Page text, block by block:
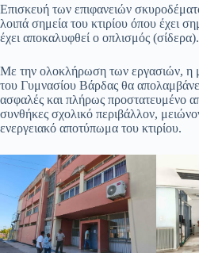
​Επισκευή των επιφανειών
λοιπά σημεία του κτιρίου όπου έχει
έχει αποκαλυφθεί ο οπλισμός (σίδερα).
​Με την ολοκλήρωση των εργασιών, η
του Γυμνασίου Βάρδας θα
ασφαλές και πλήρως προστατευμένο
συνθήκες σχολικό περιβάλλον,
ενεργειακό αποτύπωμα του κτιρίου.